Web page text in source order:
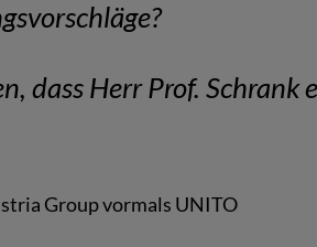
dass Herr Prof.
Group vormals UNITO